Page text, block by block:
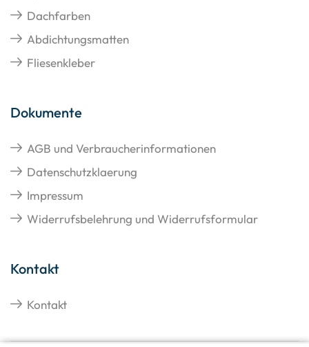
Dachfarben
Abdichtungsmatten
Fliesenkleber
Dokumente
AGB und Verbraucherinformationen
Datenschutzklaerung
Impressum
Widerrufsbelehrung und Widerrufsformular
Kontakt
Kontakt